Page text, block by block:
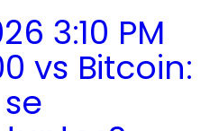
3:10 PM
vs Bitcoin: